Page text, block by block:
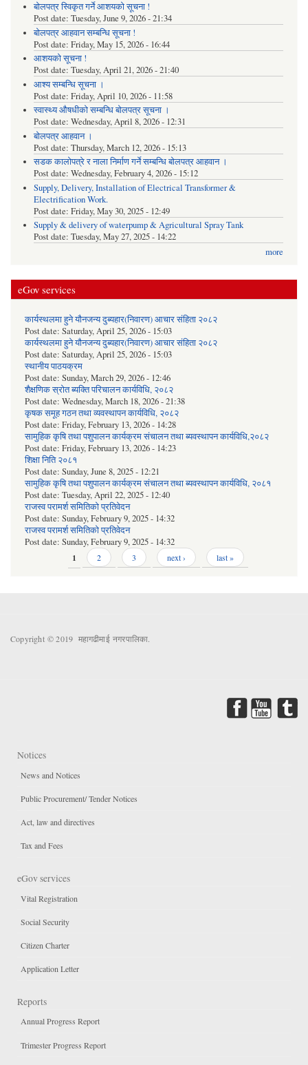
बोलपत्र स्विकृत गर्ने आशयको सूचना !
Post date: Tuesday, June 9, 2026 - 21:34
बोलपत्र आहवान सम्बन्धि सूचना !
Post date: Friday, May 15, 2026 - 16:44
आशयको सूचना !
Post date: Tuesday, April 21, 2026 - 21:40
आश्य सम्बन्धि सूचना ।
Post date: Friday, April 10, 2026 - 11:58
स्वास्थ्य औषधीको सम्बन्धि बोलपत्र सूचना ।
Post date: Wednesday, April 8, 2026 - 12:31
बोलपत्र आहवान ।
Post date: Thursday, March 12, 2026 - 15:13
सडक कालोपत्रे र नाला निर्माण गर्ने सम्बन्धि बोलपत्र आहवान ।
Post date: Wednesday, February 4, 2026 - 15:12
Supply, Delivery, Installation of Electrical Transformer &
Electrification Work.
Post date: Friday, May 30, 2025 - 12:49
Supply & delivery of waterpump & Agricultural Spray Tank
Post date: Tuesday, May 27, 2025 - 14:22
more
eGov services
कार्यस्थलमा हुने यौनजन्य दुब्यहार(निवारण) आचार संहिता २०८२
Post date: Saturday, April 25, 2026 - 15:03
कार्यस्थलमा हुने यौनजन्य दुब्यहार(निवारण) आचार संहिता २०८२
Post date: Saturday, April 25, 2026 - 15:03
स्थानीय पाठयक्रम
Post date: Sunday, March 29, 2026 - 12:46
शैक्षणिक स्रोत ब्यक्ति परिचालन कार्यविधि, २०८२
Post date: Wednesday, March 18, 2026 - 21:38
कृषक समूह गठन तथा व्यवस्थापन कार्यविधि, २०८२
Post date: Friday, February 13, 2026 - 14:28
सामुहिक कृषि तथा पशुपालन कार्यक्रम संचालन तथा ब्यवस्थापन कार्यविधि,२०८२
Post date: Friday, February 13, 2026 - 14:23
शिक्षा निति २०८१
Post date: Sunday, June 8, 2025 - 12:21
सामुहिक कृषि तथा पशुपालन कार्यक्रम संचालन तथा ब्यवस्थापन कार्यविधि, २०८१
Post date: Tuesday, April 22, 2025 - 12:40
राजस्व परामर्श समितिको प्रतिवेदन
Post date: Sunday, February 9, 2025 - 14:32
राजस्व परामर्श समितिको प्रतिवेदन
Post date: Sunday, February 9, 2025 - 14:32
1 2 3 next › last »
Copyright © 2019 महागढीमाई नगरपालिका.
Notices
News and Notices
Public Procurement/ Tender Notices
Act, law and directives
Tax and Fees
eGov services
Vital Registration
Social Security
Citizen Charter
Application Letter
Reports
Annual Progress Report
Trimester Progress Report